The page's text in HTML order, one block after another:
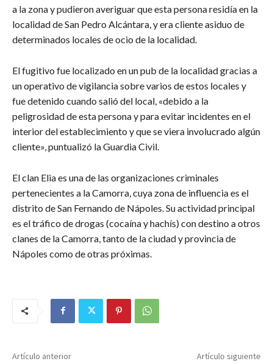
a la zona y pudieron averiguar que esta persona residía en la
localidad de San Pedro Alcántara, y era cliente asiduo de
determinados locales de ocio de la localidad.
El fugitivo fue localizado en un pub de la localidad gracias a
un operativo de vigilancia sobre varios de estos locales y
fue detenido cuando salió del local, «debido a la
peligrosidad de esta persona y para evitar incidentes en el
interior del establecimiento y que se viera involucrado algún
cliente», puntualizó la Guardia Civil.
El clan Elia es una de las organizaciones criminales
pertenecientes a la Camorra, cuya zona de influencia es el
distrito de San Fernando de Nápoles. Su actividad principal
es el tráfico de drogas (cocaína y hachís) con destino a otros
clanes de la Camorra, tanto de la ciudad y provincia de
Nápoles como de otras próximas.
Artículo anterior Artículo siguiente